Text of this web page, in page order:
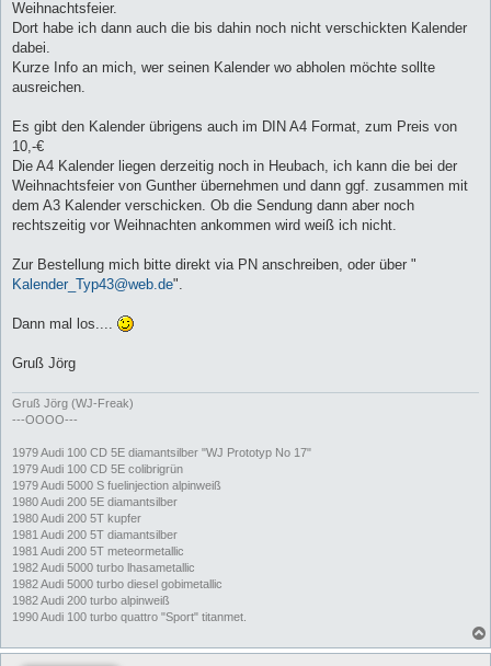
Weihnachtsfeier.
Dort habe ich dann auch die bis dahin noch nicht verschickten Kalender
dabei.
Kurze Info an mich, wer seinen Kalender wo abholen möchte sollte
ausreichen.
Es gibt den Kalender übrigens auch im DIN A4 Format, zum Preis von
10,-€
Die A4 Kalender liegen derzeitig noch in Heubach, ich kann die bei der
Weihnachtsfeier von Gunther übernehmen und dann ggf. zusammen mit
dem A3 Kalender verschicken. Ob die Sendung dann aber noch
rechtszeitig vor Weihnachten ankommen wird weiß ich nicht.
Zur Bestellung mich bitte direkt via PN anschreiben, oder über "
Kalender_Typ43@web.de".
Dann mal los....
Gruß Jörg
Gruß Jörg (WJ-Freak)
---OOOO---
1979 Audi 100 CD 5E diamantsilber "WJ Prototyp No 17"
1979 Audi 100 CD 5E colibrigrün
1979 Audi 5000 S fuelinjection alpinweiß
1980 Audi 200 5E diamantsilber
1980 Audi 200 5T kupfer
1981 Audi 200 5T diamantsilber
1981 Audi 200 5T meteormetallic
1982 Audi 5000 turbo lhasametallic
1982 Audi 5000 turbo diesel gobimetallic
1982 Audi 200 turbo alpinweiß
1990 Audi 100 turbo quattro "Sport" titanmet.